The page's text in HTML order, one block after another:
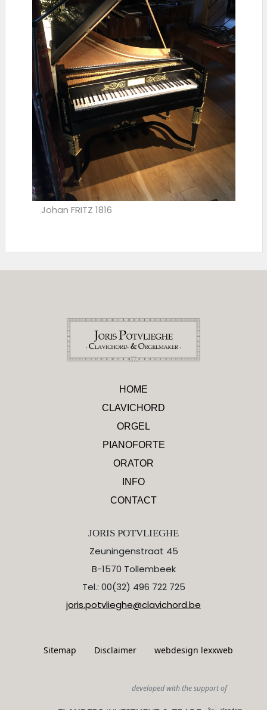
Johan FRITZ 1816
HOME
CLAVICHORD
ORGEL
PIANOFORTE
ORATOR
INFO
CONTACT
JORIS POTVLIEGHE
Zeuningenstraat 45
B-1570 Tollembeek
Tel.: 00(32) 496 722 725
joris.potvlieghe@clavichord.be
Sitemap Disclaimer webdesign lexxweb
developed with the support of